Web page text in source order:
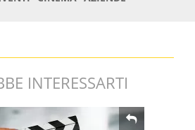
INTERESSARTI